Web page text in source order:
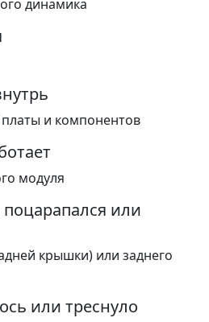
динамика
и компонентов
модуля
или
крышки) или заднего
или треснуло